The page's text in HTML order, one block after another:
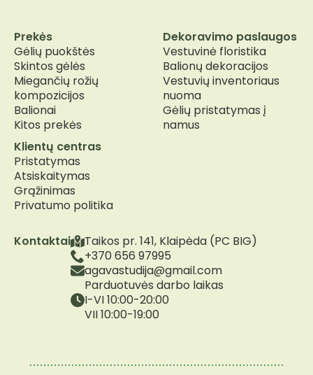
Kontaktai
Taikos pr. 141, Klaipėda (PC BIG)
+370 656 97995
agavastudija@gmail.com
Parduotuvės darbo laikas
I-VI 10:00-20:00
VII 10:00-19:00
Prekės
Gėlių puokštės
Skintos gėlės
Miegančių rožių
kompozicijos
Balionai
Kitos prekės
Dekoravimo paslaugos
Vestuvinė floristika
Balionų dekoracijos
Vestuvių inventoriaus
nuoma
Gėlių pristatymas į
namus
Klientų centras
Pristatymas
Atsiskaitymas
Grąžinimas
Privatumo politika